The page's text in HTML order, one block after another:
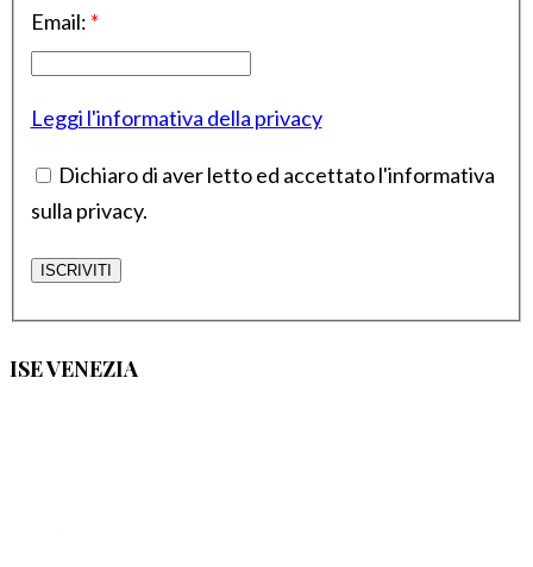
Email: *
Leggi l'informativa della privacy
Dichiaro di aver letto ed accettato l'informativa
sulla privacy.
ISE VENEZIA